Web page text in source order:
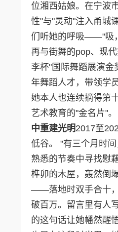
位湘西姑娘。在宁波
性"与"灵动"注入甬城
们听她的呼吸——"吸
再与街舞的pop、现
李杯"国际舞蹈展演金
年舞蹈人才，带领学
她本人也连续摘得第
艺术教育的"金名片"
中重建光明2017至
低谷。 "有三个月时
熟悉的节奏中寻找慰
榫卯的木屋，轰然倒
——落地时双手合十，
破百万。留言里有人
的这句话让她幡然醒